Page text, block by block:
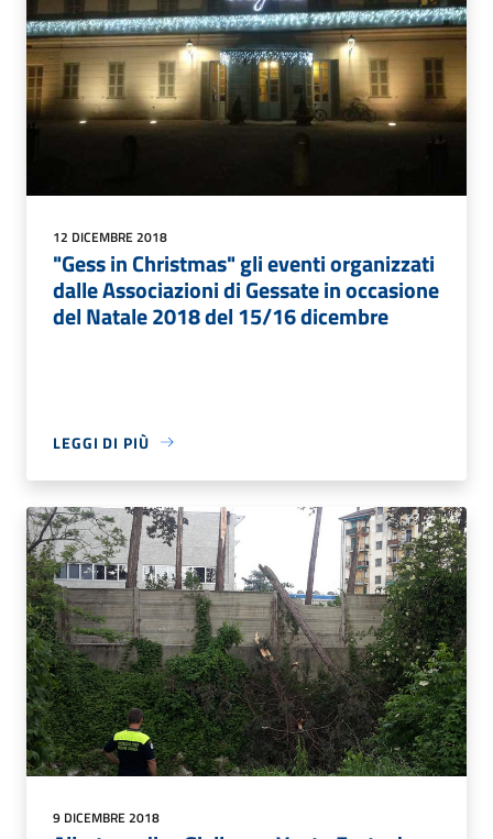
12 DICEMBRE 2018
"Gess in Christmas" gli eventi organizzati
dalle Associazioni di Gessate in occasione
del Natale 2018 del 15/16 dicembre
LEGGI DI PIÙ
9 DICEMBRE 2018